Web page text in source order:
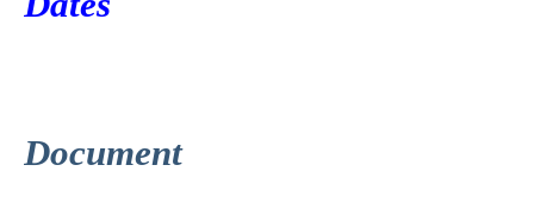
Document